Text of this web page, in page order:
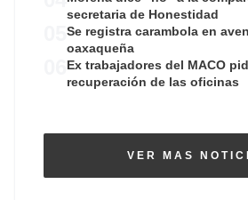
secretaria de Honestidad
Se registra carambola en
oaxaqueña
Ex trabajadores del MACO
recuperación de las oficinas
VER MAS